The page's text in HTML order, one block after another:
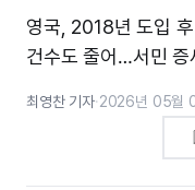
영국, 2018년 도입
건수도 줄어…서민 증
최영찬 기자·2026년 05월